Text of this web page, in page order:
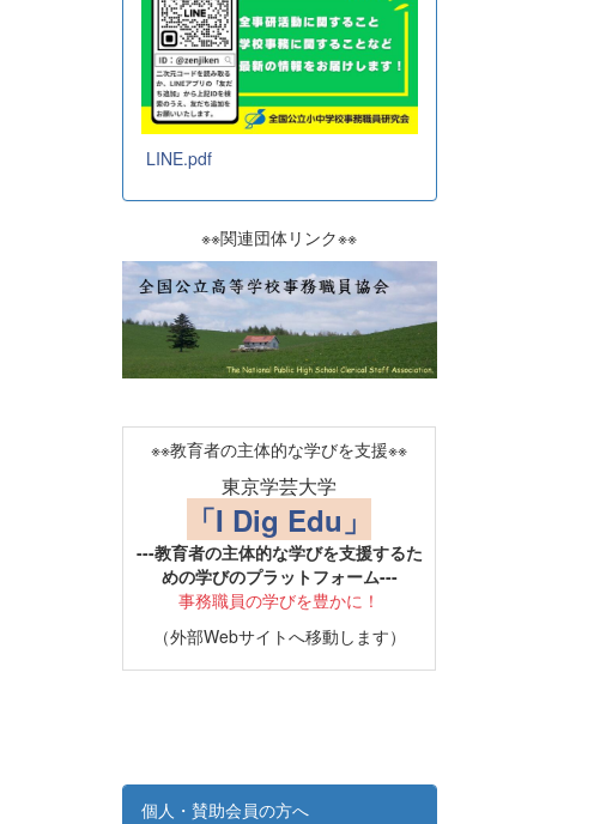
LINE.pdf
※※関連団体リンク※※
※※教育者の主体的な学びを支援※※
東京学芸大学
「I Dig Edu」
---教育者の主体的な学びを支援するた
めの学びのプラットフォーム---
事務職員の学びを豊かに！
（外部Webサイトへ移動します）
個人・賛助会員の方へ